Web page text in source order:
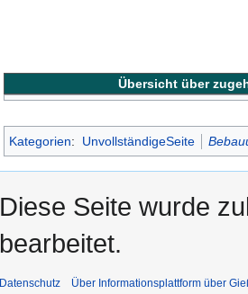
Übersicht über
Kategorien: UnvollständigeSeite
Diese Seite wurde
bearbeitet.
Datenschutz Über Informationsplattform über